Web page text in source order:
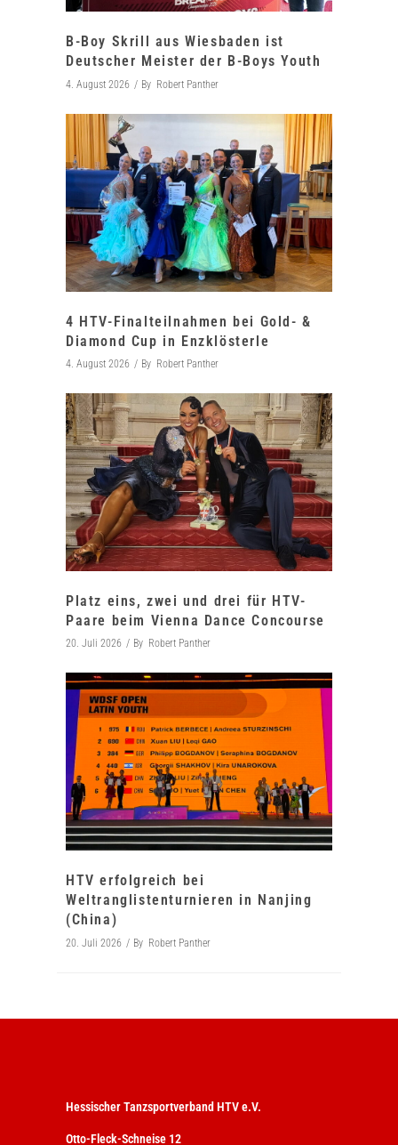
B-Boy Skrill aus Wiesbaden ist
Deutscher Meister der B-Boys Youth
4. August 2026 By Robert Panther
4 HTV-Finalteilnahmen bei Gold- &
Diamond Cup in Enzklösterle
4. August 2026 By Robert Panther
Platz eins, zwei und drei für HTV-
Paare beim Vienna Dance Concourse
20. Juli 2026 By Robert Panther
HTV erfolgreich bei
Weltranglistenturnieren in Nanjing
(China)
20. Juli 2026 By Robert Panther
Hessischer Tanzsportverband HTV e.V.
Otto-Fleck-Schneise 12